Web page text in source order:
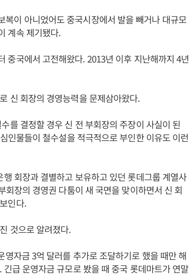
이 아니었어도 중국시장에서 발을 빼거나 대규모
계속 제기됐다.
중국에서 고전해왔다. 2013년 이후 지난해까지 4년
신 회장의 경영능력을 문제삼아왔다.
를 결정할 경우 신 전 부회장의 주장이 사실이 된
인물들이 철수설을 적극적으로 부인한 이유도 이런
회장과 결별하고 보유하고 있던 롯데그룹 계열사
장의 경영권 다툼이 새 국면을 맞이하면서 신 회
인다.
것으로 알려졌다.
자금 3억 달러를 추가로 조달하기로 했을 때만 해
급 운영자금 규모로 봤을 때 중국 롯데마트가 연말